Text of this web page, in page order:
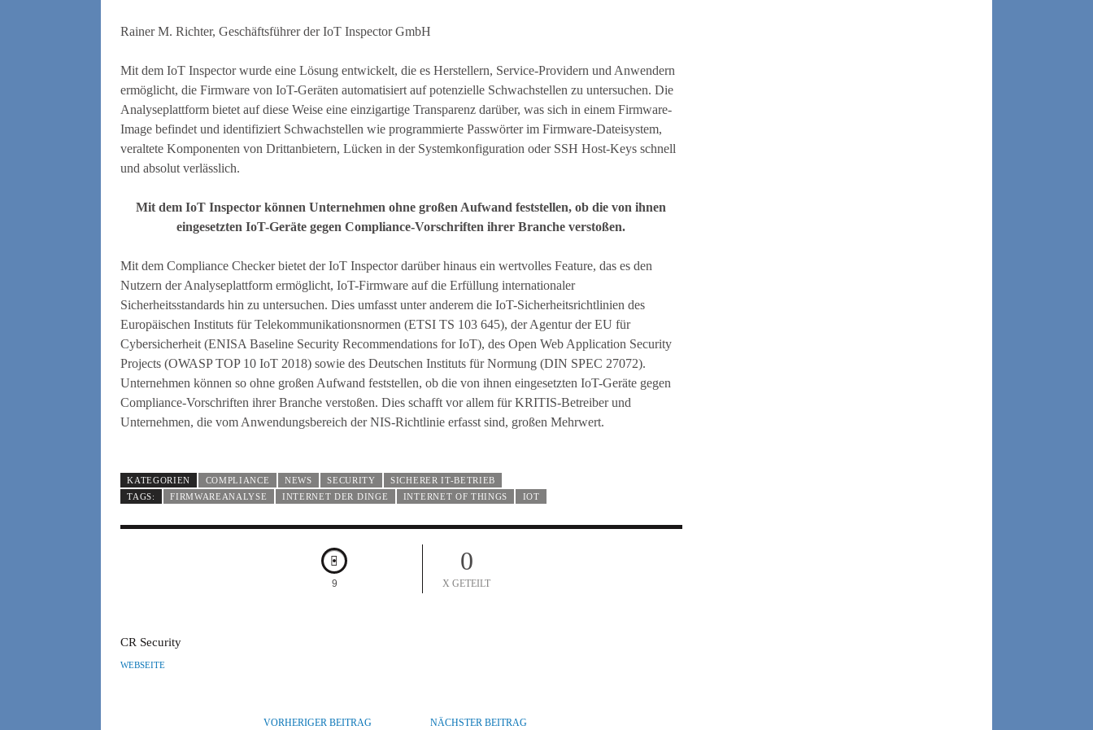
Rainer M. Richter, Geschäftsführer der IoT Inspector GmbH
Mit dem IoT Inspector wurde eine Lösung entwickelt, die es Herstellern, Service-Providern und Anwendern
ermöglicht, die Firmware von IoT-Geräten automatisiert auf potenzielle Schwachstellen zu untersuchen. Die
Analyseplattform bietet auf diese Weise eine einzigartige Transparenz darüber, was sich in einem Firmware-
Image befindet und identifiziert Schwachstellen wie programmierte Passwörter im Firmware-Dateisystem,
veraltete Komponenten von Drittanbietern, Lücken in der Systemkonfiguration oder SSH Host-Keys schnell
und absolut verlässlich.
Mit dem IoT Inspector können Unternehmen ohne großen Aufwand feststellen, ob die von ihnen
eingesetzten IoT-Geräte gegen Compliance-Vorschriften ihrer Branche verstoßen.
Mit dem Compliance Checker bietet der IoT Inspector darüber hinaus ein wertvolles Feature, das es den
Nutzern der Analyseplattform ermöglicht, IoT-Firmware auf die Erfüllung internationaler
Sicherheitsstandards hin zu untersuchen. Dies umfasst unter anderem die IoT-Sicherheitsrichtlinien des
Europäischen Instituts für Telekommunikationsnormen (ETSI TS 103 645), der Agentur der EU für
Cybersicherheit (ENISA Baseline Security Recommendations for IoT), des Open Web Application Security
Projects (OWASP TOP 10 IoT 2018) sowie des Deutschen Instituts für Normung (DIN SPEC 27072).
Unternehmen können so ohne großen Aufwand feststellen, ob die von ihnen eingesetzten IoT-Geräte gegen
Compliance-Vorschriften ihrer Branche verstoßen. Dies schafft vor allem für KRITIS-Betreiber und
Unternehmen, die vom Anwendungsbereich der NIS-Richtlinie erfasst sind, großen Mehrwert.
KATEGORIEN COMPLIANCE NEWS SECURITY
SICHERER IT-BETRIEB
TAGS:
FIRMWAREANALYSE INTERNET DER DINGE INTERNET OF THINGS IOT
9
0
X GETEILT
A
U
CR Security
WEBSEITE
VORHERIGER BEITRAG NÄCHSTER BEITRAG